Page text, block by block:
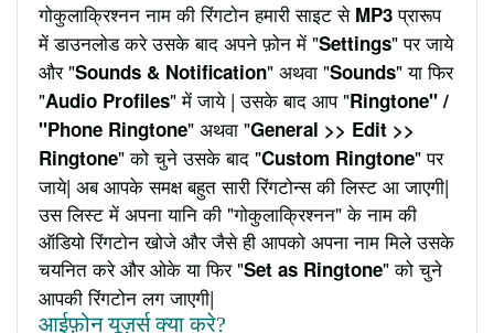
गोकुलाक्रिश्नन नाम की रिंगटोन हमारी साइट से MP3प्रारूप
में डाउनलोड करे उसके बाद अपने फ़ोन में "Settings" पर जाये
और "Sounds & Notification" अथवा "Sounds" या फिर
"Audio Profiles" में जाये | उसके बाद आप "Ringtone" /
"Phone Ringtone" अथवा "General >> Edit >>
Ringtone" को चुने उसके बाद "Custom Ringtone" पर
जाये| अब आपके समक्ष बहुत सारी रिंगटोन्स की लिस्ट आ जाएगी|
उस लिस्ट में अपना यानि की "गोकुलाक्रिश्नन" के नाम की
ऑडियो रिंगटोन खोजे और जैसे ही आपको अपना नाम मिले उसके
चयनित करे और ओके या फिर "Set as Ringtone" को चुने
आपकी रिंगटोन लग जाएगी|
आईफ़ोन यूज़र्स क्या करे?